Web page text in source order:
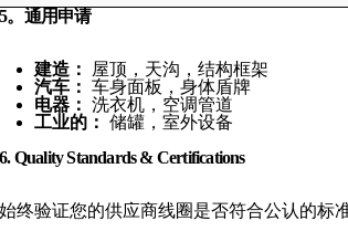
5。通用申请
建造：
屋顶，天沟，结构框架
汽车： 车身面板，身体盾牌
电器： 洗衣机，空调管道
工业的： 储罐，室外设备
6. Quality Standards & Certifications
始终验证您的供应商线圈是否符合公认的标